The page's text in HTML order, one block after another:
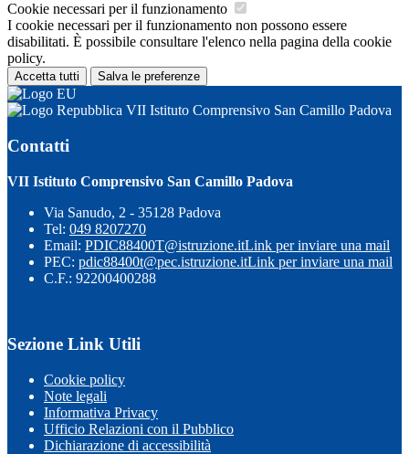
Cookie necessari per il funzionamento
I cookie necessari per il funzionamento non possono essere
disabilitati. È possibile consultare l'elenco nella pagina della cookie
policy.
Accetta tutti Salva le preferenze
VII Istituto Comprensivo San Camillo Padova
Contatti
VII Istituto Comprensivo San Camillo Padova
Via Sanudo, 2 - 35128 Padova
Tel: 049 8207270
Email: PDIC88400T@istruzione.itLink per inviare una mail
PEC: pdic88400t@pec.istruzione.itLink per inviare una mail
C.F.: 92200400288
Sezione Link Utili
Cookie policy
Note legali
Informativa Privacy
Ufficio Relazioni con il Pubblico
Dichiarazione di accessibilità